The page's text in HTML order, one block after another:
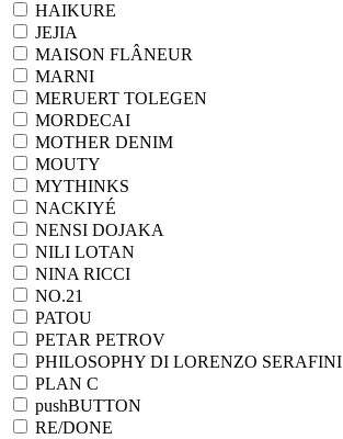
HAIKURE
JEJIA
MAISON FLÂNEUR
MARNI
MERUERT TOLEGEN
MORDECAI
MOTHER DENIM
MOUTY
MYTHINKS
NACKIYÉ
NENSI DOJAKA
NILI LOTAN
NINA RICCI
NO.21
PATOU
PETAR PETROV
PHILOSOPHY DI LORENZO SERAFINI
PLAN C
pushBUTTON
RE/DONE